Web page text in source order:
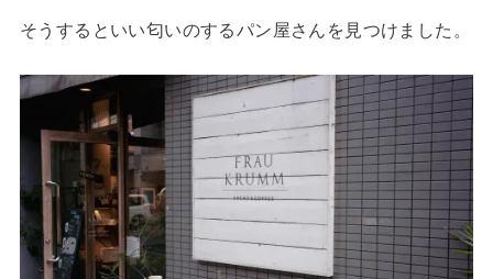
そうするといい匂いのするパン屋さんを見つけました。